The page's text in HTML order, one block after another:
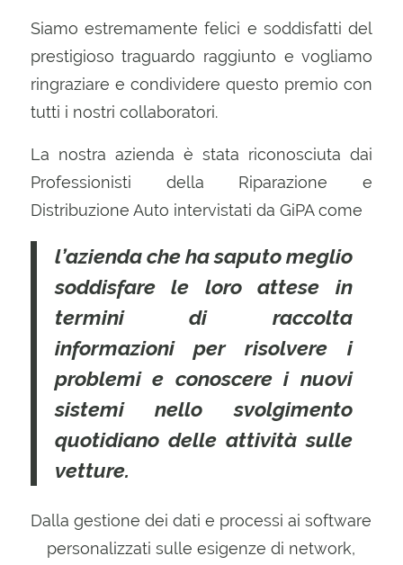
Siamo estremamente felici e soddisfatti del
prestigioso traguardo raggiunto e vogliamo
ringraziare e condividere questo premio con
tutti i nostri collaboratori.
La nostra azienda è stata riconosciuta dai
Professionisti della Riparazione e
Distribuzione Auto intervistati da GiPA come
l’azienda che ha saputo meglio
soddisfare le loro attese in
termini di raccolta
informazioni per risolvere i
problemi e conoscere i nuovi
sistemi nello svolgimento
quotidiano delle attività sulle
vetture.
Dalla gestione dei dati e processi ai software
personalizzati sulle esigenze di network,